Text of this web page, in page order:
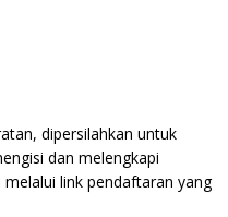
dipersilahkan untuk
dan melengkapi
link pendaftaran yang